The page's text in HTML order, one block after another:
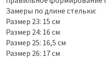
Замеры по длине стельки:
Размер 23: 15 см
Размер 24: 16 см
Размер 25: 16,5 см
Размер 26: 17 см